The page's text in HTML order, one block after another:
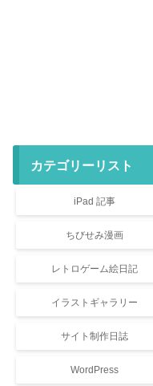
カテゴリーリスト
iPad 記事
ちびせみ漫画
レトロゲーム絵日記
イラストギャラリー
サイト制作日誌
WordPress